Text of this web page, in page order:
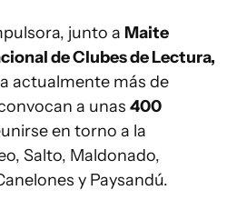
junto a Maite
de Clubes de Lectura,
actualmente más de
a unas 400
en torno a la
Salto, Maldonado,
y Paysandú.